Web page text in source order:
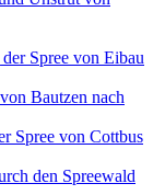
Spree von Eibau
Bautzen nach
Spree von Cottbus
den Spreewald